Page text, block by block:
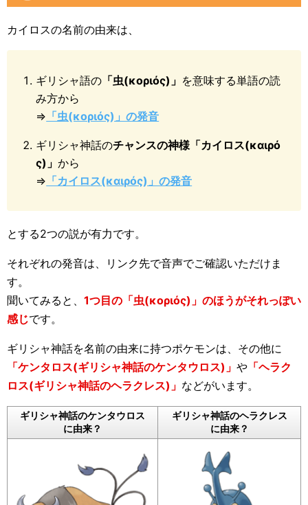
カイロスの名前の由来は、
ギリシャ語の 「虫(κοριός)」 を意味する単語の読
み方から
⇒ 「虫(κοριός)」の発音
ギリシャ神話のチャンスの神様「カイロス(καιρό
ς)」から
⇒ 「カイロス(καιρός)」の発音
とする2つの説が有力です。
それぞれの発音は、リンク先で音声でご確認いただけま
す。
聞いてみると、 1つ目の「虫(κοριός)」のほうがそれっぽい
感じです。
ギリシャ神話を名前の由来に持つポケモンは、その他に
「ケンタロス(ギリシャ神話のケンタウロス)」 や 「ヘラク
ロス(ギリシャ神話のヘラクレス)」 などがいます。
ギリシャ神話のケンタウロス
に由来？
ギリシャ神話のヘラクレス
に由来？